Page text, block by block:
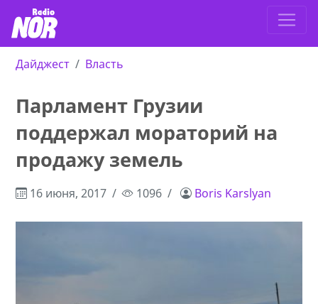
Дайджест Власть
Парламент Грузии
поддержал мораторий на
продажу земель
16 июня, 2017 1096 Boris Karslyan